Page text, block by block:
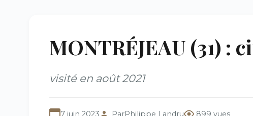
MONTRÉJEAU (31) :
visité en août 2021
7 juin 2023 ParPhilippe Landru 899 vues